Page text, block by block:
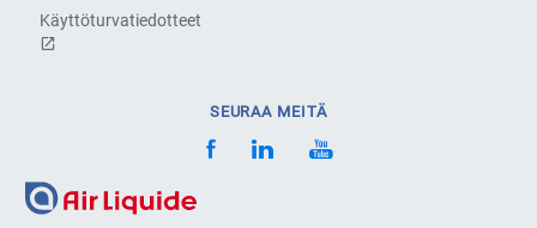
Käyttöturvatiedotteet
SEURAA MEITÄ